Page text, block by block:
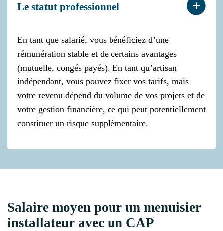
Le statut professionnel
En tant que salarié, vous bénéficiez d’une
rémunération stable et de certains avantages
(mutuelle, congés payés). En tant qu’artisan
indépendant, vous pouvez fixer vos tarifs, mais
votre revenu dépend du volume de vos projets et de
votre gestion financière, ce qui peut potentiellement
constituer un risque supplémentaire.
Salaire moyen pour un menuisier
installateur avec un CAP